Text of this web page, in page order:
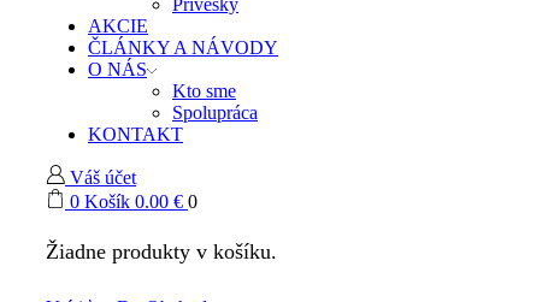
Prívesky
AKCIE
ČLÁNKY A NÁVODY
O NÁS
Kto sme
Spolupráca
KONTAKT
Váš účet
0 Košík 0.00 € 0
Žiadne produkty v košíku.